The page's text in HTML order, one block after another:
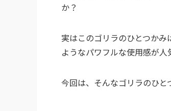
か？
実はこのゴリラのひとつか
ようなパワフルな使用感が人
今回は、そんなゴリラのひと